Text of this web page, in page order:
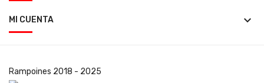
MI CUENTA keyboard_arrow_down
Rampoines 2018 - 2025